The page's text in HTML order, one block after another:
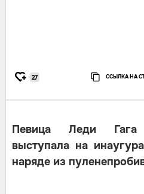
27 ССЫЛКА НА
Певица Леди Гага
выступала на
наряде из